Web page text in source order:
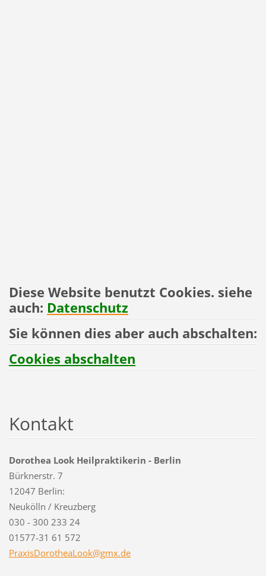
Diese Website benutzt Cookies. siehe
auch: Datenschutz
Sie können dies aber auch abschalten:
Cookies abschalten
Kontakt
Dorothea Look Heilpraktikerin - Berlin
Bürknerstr. 7
12047 Berlin:
Neukölln / Kreuzberg
030 - 300 233 24
01577-31 61 572
PraxisDorotheaLook@gmx.de